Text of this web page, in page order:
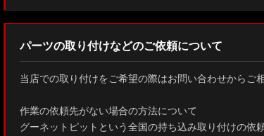
MXPH10/MXPA10/MXBA10/KSP210 ヤリス
MXPJ10/15 MXPB10/15 ヤリスクロス
ZYX10 NGX50 C-HR
AAHH40W/AAHH45W/TAHA40W ヴェルファイア
パーツの取り付けなどのご依頼について
当店での取り付けをご希望の際はお問い合わせからご
作業の依頼先がない場合の方法について
グーネットピットという全国の持ち込み取り付けの依